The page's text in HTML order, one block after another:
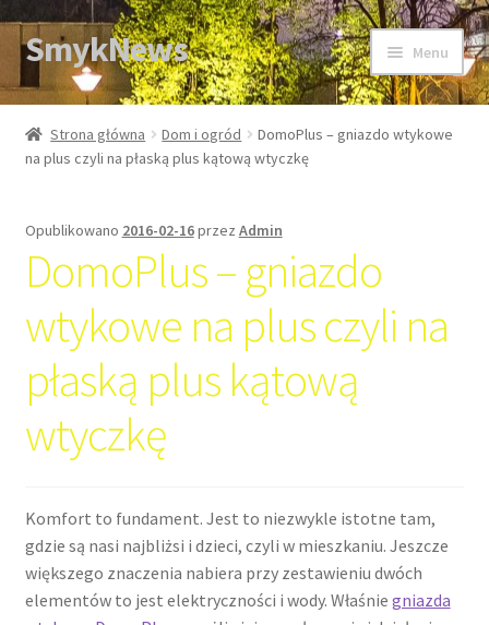
Przejdź
do
nawigacji
Przejdź
do
treści
SmykNews Menu
Strona główna
Strona główna Dom i ogród
DomoPlus – gniazdo wtykowe
na plus czyli na płaską plus kątową wtyczkę
Opublikowano 2016-02-16przez Admin
DomoPlus – gniazdo
wtykowe na plus czyli na
płaską plus kątową
wtyczkę
Komfort to fundament. Jest to niezwykle istotne tam,
gdzie są nasi najbliżsi i dzieci, czyli w mieszkaniu. Jeszcze
większego znaczenia nabiera przy zestawieniu dwóch
elementów to jest elektryczności i wody. Właśnie gniazda